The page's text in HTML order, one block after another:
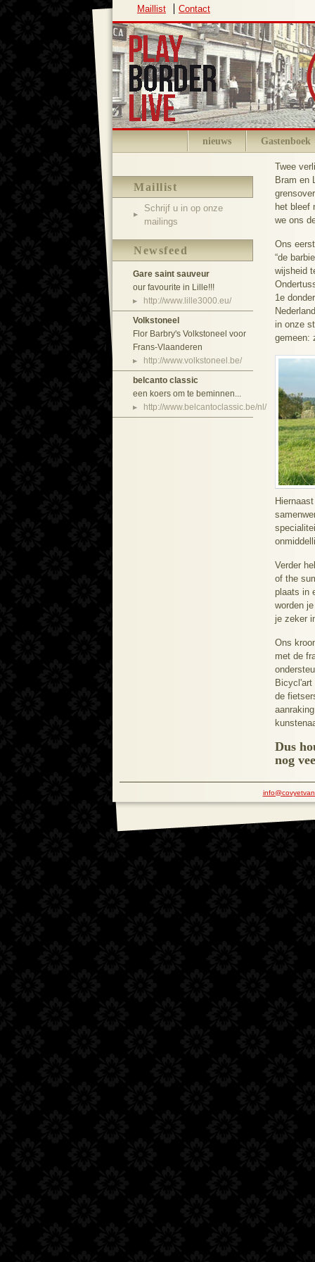
Maillist Contact
nieuws Gastenboek
Twee
Bram en
het bleef
we ons
Ons
“de
wijsheid
1e
in onze
gemeen:
Verder
of the
plaats in
worden
je zeker
Ons
met de
de
Dus
nog
Maillist
Schrijf u in op onze
mailings
Newsfeed
Gare saint sauveur
our favourite in Lille!!!
http://www.lille3000.eu/
Volkstoneel
Flor Barbry's Volkstoneel voor
Frans-Vlaanderen
http://www.volkstoneel.be/
belcanto classic
een koers om te beminnen...
http://www.belcantoclassic.be/nl/